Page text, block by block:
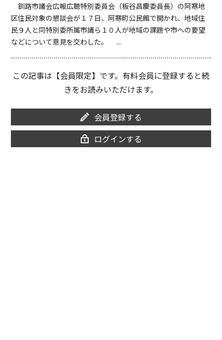
釧路市議会広報広聴特別委員会（板谷昌慶委員長）の阿寒地
区住民対象の懇談会が１７日、阿寒町公民館で開かれ、地域住
民９人と同特別委所属市議ら１０人が地域の課題や市への要望
などについて意見を交わした。 ...
この記事は【会員限定】です。有料会員に登録すると続
きをお読みいただけます。
会員登録する
ログインする